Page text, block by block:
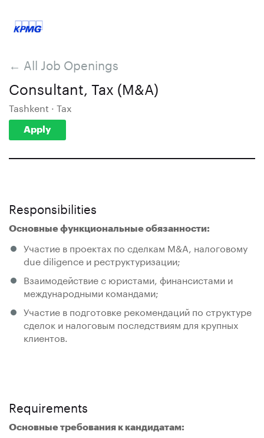
← All Job Openings
Consultant, Tax (M&A)
Tashkent · Tax
Apply
Responsibilities
Основные функциональные обязанности:
Участие в проектах по сделкам M&A, налоговому
due diligence и реструктуризации;
Взаимодействие с юристами, финансистами и
международными командами;
Участие в подготовке рекомендаций по структуре
сделок и налоговым последствиям для крупных
клиентов.
Requirements
Основные требования к кандидатам: